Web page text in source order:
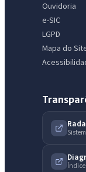
Ouvidoria
e-SIC
LGPD
Mapa do